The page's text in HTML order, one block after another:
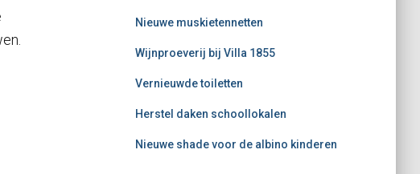
Nieuwe muskietennetten
Wijnproeverij bij Villa 1855
Vernieuwde toiletten
Herstel daken schoollokalen
Nieuwe shade voor de albino kinderen